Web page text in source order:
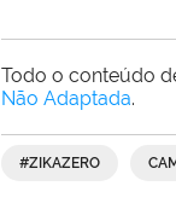
Todo o conteúdo
Não Adaptada.
#ZIKAZERO